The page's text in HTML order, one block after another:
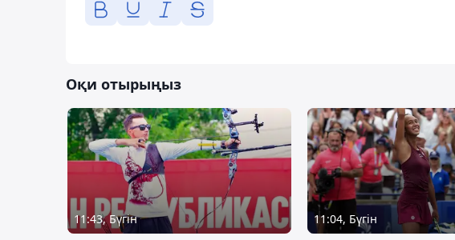
Оқи отырыңыз
11:43, Бүгін 11:04, Бүгін